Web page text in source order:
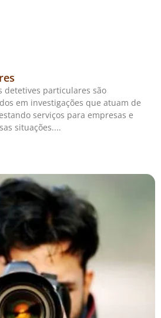
detetives particulares são
em investigações que atuam de
serviços para empresas e
situações.